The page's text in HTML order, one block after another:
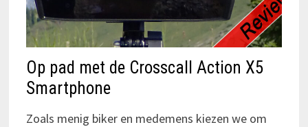
Op pad met de Crosscall Action X5
Smartphone
Zoals menig biker en medemens kiezen we om